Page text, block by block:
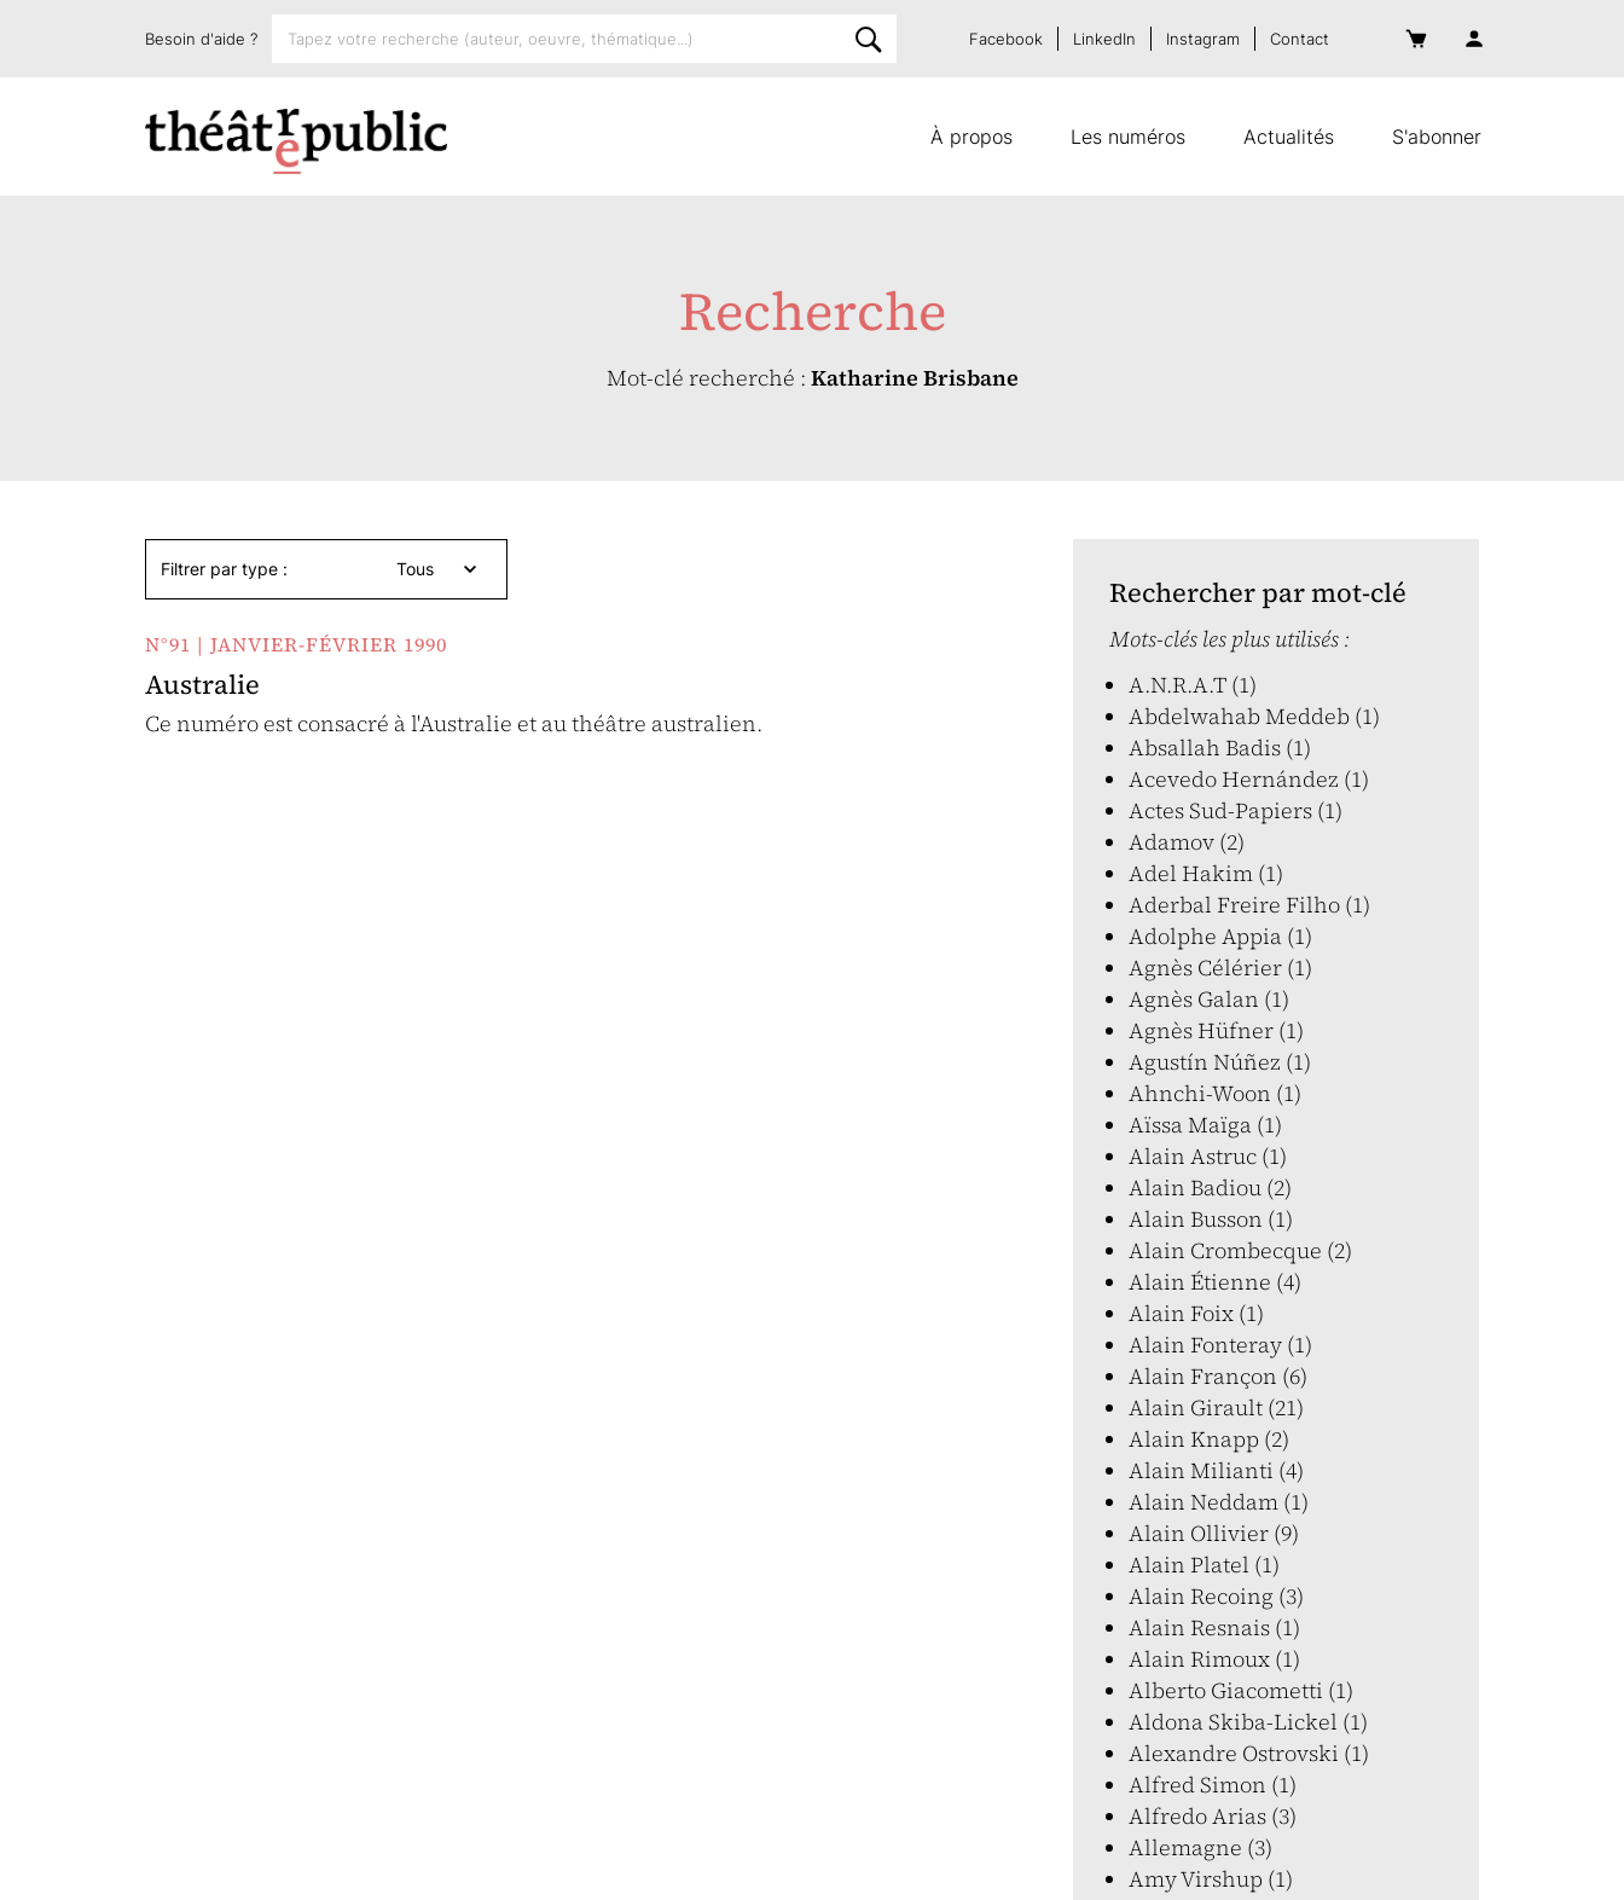
À propos Les numéros Actualités S'abonner
Besoin d'aide ? Facebook LinkedIn Instagram Contact
Recherche
Mot-clé recherché : Katharine Brisbane
Filtrer par type : Tous
N°91 | JANVIER-FÉVRIER 1990
Australie
Ce numéro est consacré à l'Australie et au théâtre australien.
Rechercher par mot-clé
Mots-clés les plus utilisés :
A.N.R.A.T (1)
Abdelwahab Meddeb (1)
Absallah Badis (1)
Acevedo Hernández (1)
Actes Sud-Papiers (1)
Adamov (2)
Adel Hakim (1)
Aderbal Freire Filho (1)
Adolphe Appia (1)
Agnès Célérier (1)
Agnès Galan (1)
Agnès Hüfner (1)
Agustín Núñez (1)
Ahnchi-Woon (1)
Aïssa Maïga (1)
Alain Astruc (1)
Alain Badiou (2)
Alain Busson (1)
Alain Crombecque (2)
Alain Étienne (4)
Alain Foix (1)
Alain Fonteray (1)
Alain Françon (6)
Alain Girault (21)
Alain Knapp (2)
Alain Milianti (4)
Alain Neddam (1)
Alain Ollivier (9)
Alain Platel (1)
Alain Recoing (3)
Alain Resnais (1)
Alain Rimoux (1)
Alberto Giacometti (1)
Aldona Skiba-Lickel (1)
Alexandre Ostrovski (1)
Alfred Simon (1)
Alfredo Arias (3)
Allemagne (3)
Amy Virshup (1)